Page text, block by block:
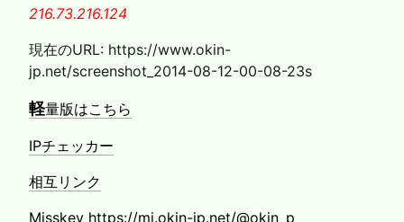
216.73.216.124
現在のURL: https://www.okin-
jp.net/screenshot_2014-08-12-00-08-23s
軽量版はこちら
IPチェッカー
相互リンク
Misskey https://mi.okin-jp.net/@okin_p